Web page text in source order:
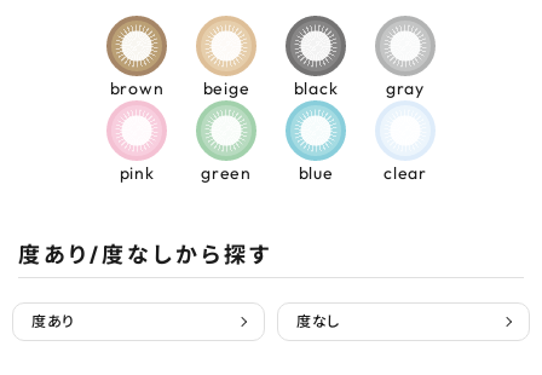
brown beige black gray
pink green blue clear
度あり/度なしから探す
度あり 度なし